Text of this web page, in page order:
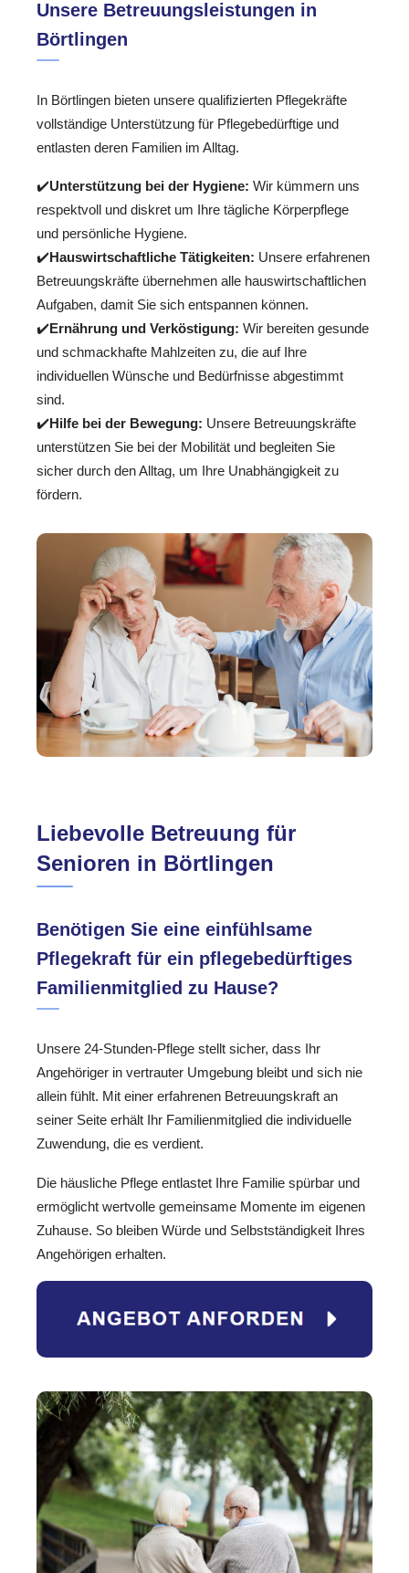
Unsere Betreuungsleistungen in
Börtlingen
In Börtlingen bieten unsere qualifizierten Pflegekräfte
vollständige Unterstützung für Pflegebedürftige und
entlasten deren Familien im Alltag.
✔️Unterstützung bei der Hygiene: Wir kümmern uns
respektvoll und diskret um Ihre tägliche Körperpflege
und persönliche Hygiene.
✔️Hauswirtschaftliche Tätigkeiten: Unsere erfahrenen
Betreuungskräfte übernehmen alle hauswirtschaftlichen
Aufgaben, damit Sie sich entspannen können.
✔️Ernährung und Verköstigung: Wir bereiten gesunde
und schmackhafte Mahlzeiten zu, die auf Ihre
individuellen Wünsche und Bedürfnisse abgestimmt
sind.
✔️Hilfe bei der Bewegung: Unsere Betreuungskräfte
unterstützen Sie bei der Mobilität und begleiten Sie
sicher durch den Alltag, um Ihre Unabhängigkeit zu
fördern.
Liebevolle Betreuung für
Senioren in Börtlingen
Benötigen Sie eine einfühlsame
Pflegekraft für ein pflegebedürftiges
Familienmitglied zu Hause?
Unsere 24-Stunden-Pflege stellt sicher, dass Ihr
Angehöriger in vertrauter Umgebung bleibt und sich nie
allein fühlt. Mit einer erfahrenen Betreuungskraft an
seiner Seite erhält Ihr Familienmitglied die individuelle
Zuwendung, die es verdient.
Die häusliche Pflege entlastet Ihre Familie spürbar und
ermöglicht wertvolle gemeinsame Momente im eigenen
Zuhause. So bleiben Würde und Selbstständigkeit Ihres
Angehörigen erhalten.